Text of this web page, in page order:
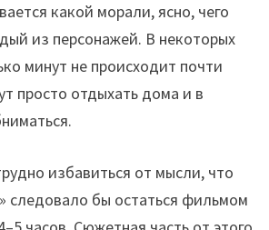
какой морали, ясно, чего
из персонажей. В некоторых
минут не происходит почти
просто отдыхать дома и в
избавиться от мысли, что
следовало бы остаться фильмом